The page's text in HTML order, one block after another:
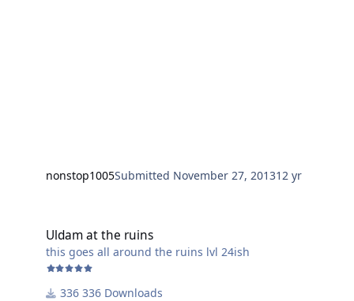
nonstop1005Submitted November 27, 201312 yr
Uldam at the ruins
this goes all around the ruins lvl 24ish
336 Downloads